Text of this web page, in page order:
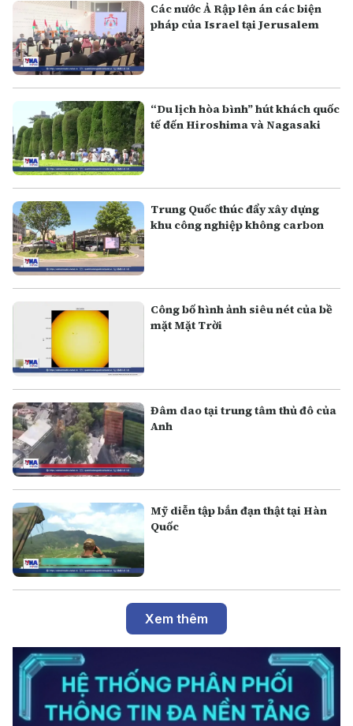
Các nước Ả Rập lên án các biện
pháp của Israel tại Jerusalem
“Du lịch hòa bình” hút khách quốc
tế đến Hiroshima và Nagasaki
Trung Quốc thúc đẩy xây dựng
khu công nghiệp không carbon
Công bố hình ảnh siêu nét của bề
mặt Mặt Trời
Đâm dao tại trung tâm thủ đô của
Anh
Mỹ diễn tập bắn đạn thật tại Hàn
Quốc
Xem thêm